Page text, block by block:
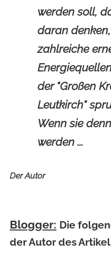
werden soll,
daran
zahlreiche
der "Großen
Leutkirch"
Wenn sie
werden ...
Der Autor
Blogger: Die
der Autor des